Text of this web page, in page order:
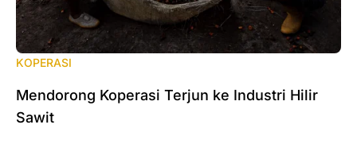
KOPERASI
Mendorong Koperasi Terjun ke Industri Hilir
Sawit